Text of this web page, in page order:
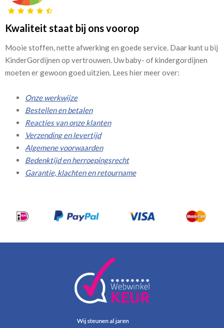
Kwaliteit staat bij ons voorop
Mooie stoffen, nette afwerking en goede service. Daar kunt u bij
KinderGordijnen op vertrouwen. Uw baby- of kindergordijnen
moeten er gewoon goed uitzien. Lees hier meer over:
Onze werkwijze
Bestellen en betalen
Reacties van onze klanten
Verzending en levertijd
Algemene voorwaarden
Bedenktijd en herroepingsrecht
Garantie, klachten en retourname